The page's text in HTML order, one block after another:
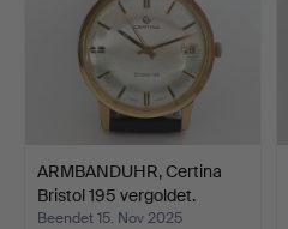
ARMBANDUHR, Certina
Bristol 195 vergoldet.
Beendet 15. Nov 2025